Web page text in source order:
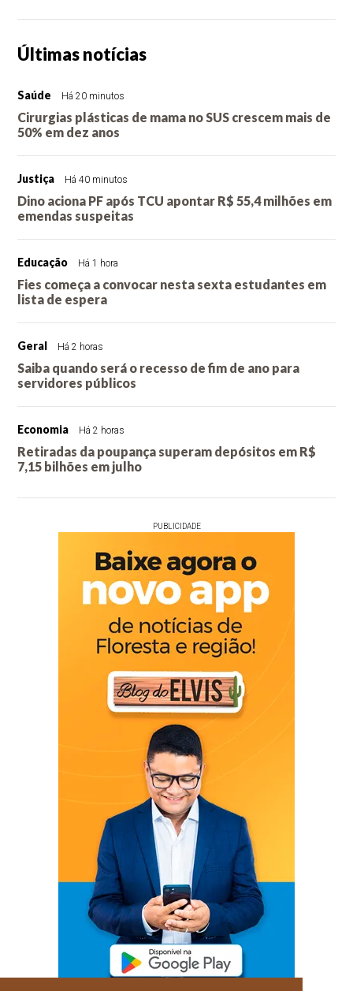
Últimas notícias
Saúde Há 20 minutos
Cirurgias plásticas de mama no SUS crescem mais de
50% em dez anos
Justiça Há 40 minutos
Dino aciona PF após TCU apontar R$ 55,4 milhões em
emendas suspeitas
Educação Há 1 hora
Fies começa a convocar nesta sexta estudantes em
lista de espera
Geral Há 2 horas
Saiba quando será o recesso de fim de ano para
servidores públicos
Economia Há 2 horas
Retiradas da poupança superam depósitos em R$
7,15 bilhões em julho
PUBLICIDADE